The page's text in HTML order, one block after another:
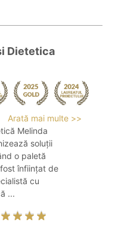
Dietetica
Arată mai multe >>
Melinda
soluții
o paletă
înființat de
cu
...